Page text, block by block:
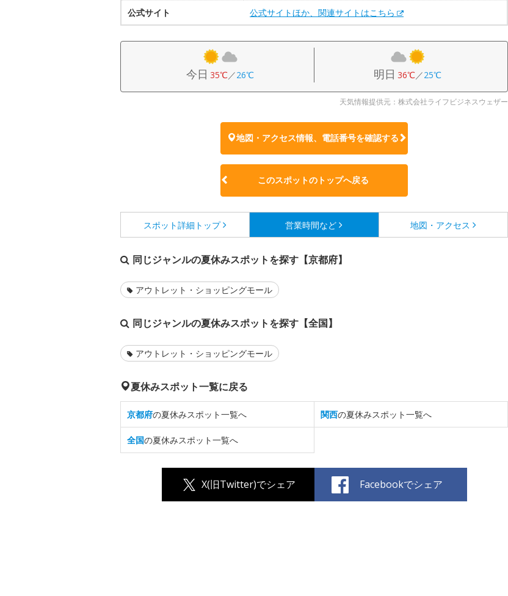
公式サイト 公式サイトほか、関連サイトはこちら
今日 35℃／26℃ 明日 36℃／25℃
天気情報提供元：株式会社ライフビジネスウェザー
地図・アクセス情報、電話番号を確認する
このスポットのトップへ戻る
スポット詳細 トップ 営業時間など 地図・アクセス
同じジャンルの夏休みスポットを探す【京都府】
アウトレット・ショッピングモール
同じジャンルの夏休みスポットを探す【全国】
アウトレット・ショッピングモール
夏休みスポット一覧に戻る
京都府の夏休みスポット一覧へ 関西の夏休みスポット一覧へ
全国の夏休みスポット一覧へ
X(旧Twitter)でシェア Facebookでシェア